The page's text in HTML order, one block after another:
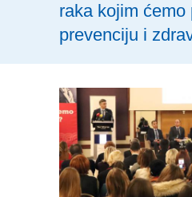
raka kojim ćemo
prevenciju i